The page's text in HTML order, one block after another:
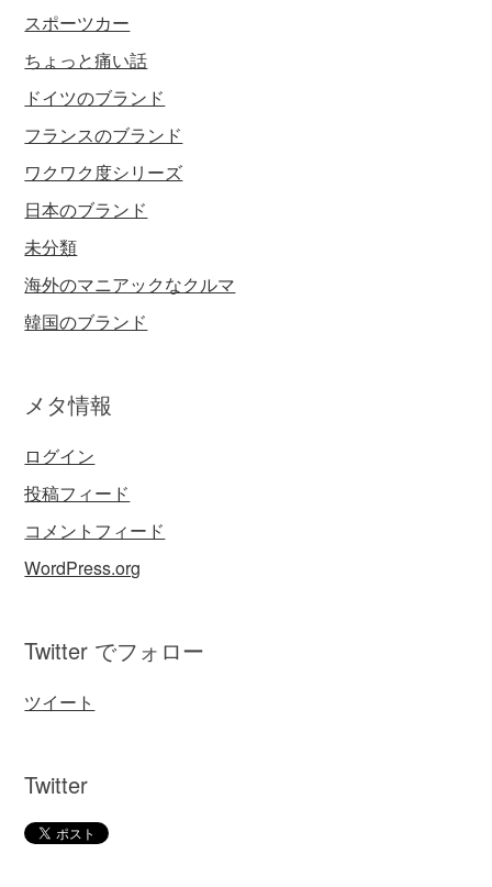
スポーツカー
ちょっと痛い話
ドイツのブランド
フランスのブランド
ワクワク度シリーズ
日本のブランド
未分類
海外のマニアックなクルマ
韓国のブランド
メタ情報
ログイン
投稿フィード
コメントフィード
WordPress.org
Twitter でフォロー
ツイート
Twitter